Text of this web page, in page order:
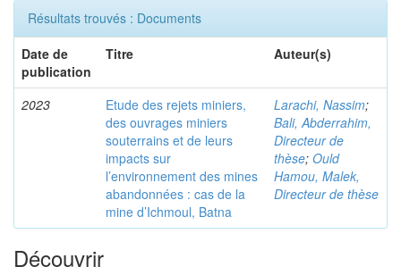
Résultats trouvés : Documents
Date de
publication
Titre Auteur(s)
2023
Etude des rejets miniers,
des ouvrages miniers
souterrains et de leurs
impacts sur
l’environnement des mines
abandonnées : cas de la
mine d’Ichmoul, Batna
Larachi, Nassim;
Bali, Abderrahim,
Directeur de
thèse; Ould
Hamou, Malek,
Directeur de thèse
Découvrir